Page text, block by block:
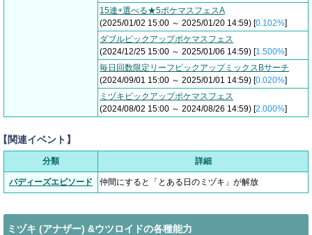
15連+選べる★5ポケマスフェスA
(2025/01/02 15:00 ～ 2025/01/20 14:59) [0.102%]
ダブルピックアップポケマスフェス
(2024/12/25 15:00 ～ 2025/01/06 14:59) [1.500%]
毎日回数限定リーフピックアップミックスBサーチ
(2024/09/01 15:00 ～ 2025/01/01 14:59) [0.020%]
ミヅキピックアップポケマスフェス
(2024/08/02 15:00 ～ 2024/08/26 14:59) [2.000%]
関連イベント】
分類 詳細
バディーズエピソード 仲間にすると「とある日のミヅキ」が解放
ミヅキ (アナザー) &ウツロイドの各種能力